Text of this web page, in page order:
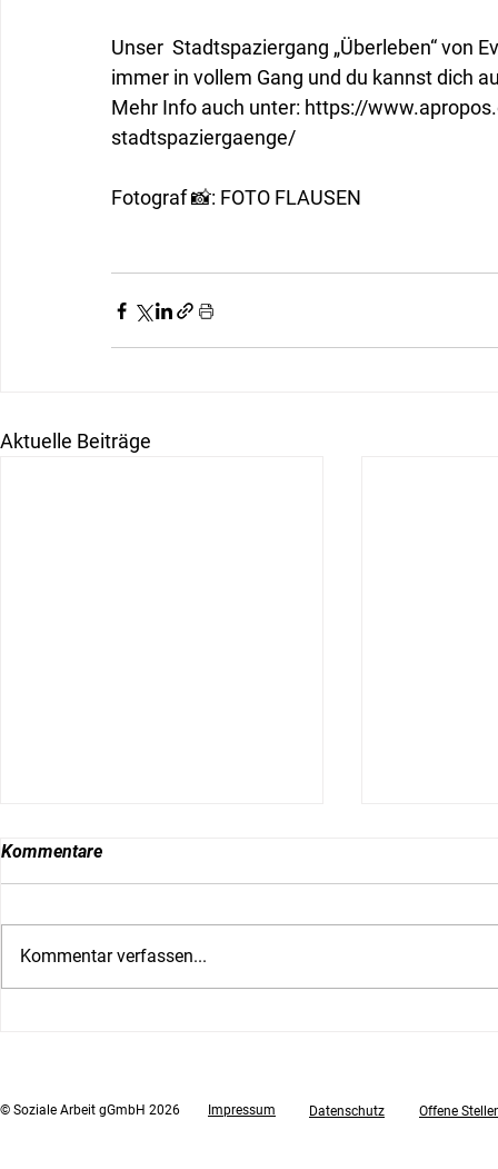
Unser  Stadtspaziergang „Überleben“ von
immer in vollem Gang und du kannst dich
Mehr Info auch unter: https://
stadtspaziergaenge/
Fotograf 📸: FOTO FLAUSEN
Aktuelle Beiträge
Kommentare
Kommentar verfassen...
© Soziale Arbeit gGmbH 2026 Impressum Datenschutz Offene